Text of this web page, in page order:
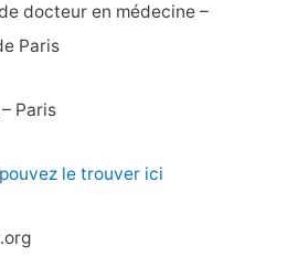
docteur en médecine –
Paris
Paris
le trouver ici